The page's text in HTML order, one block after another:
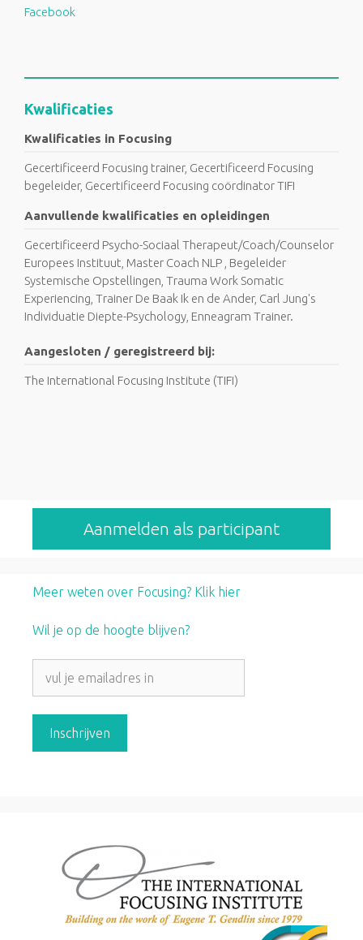
Facebook
Kwalificaties
Kwalificaties in Focusing
Gecertificeerd Focusing trainer, Gecertificeerd Focusing
begeleider, Gecertificeerd Focusing coördinator TIFI
Aanvullende kwalificaties en opleidingen
Gecertificeerd Psycho-Sociaal Therapeut/Coach/Counselor
Europees Instituut, Master Coach NLP , Begeleider
Systemische Opstellingen, Trauma Work Somatic
Experiencing, Trainer De Baak Ik en de Ander, Carl Jung's
Individuatie Diepte-Psychology, Enneagram Trainer.
Aangesloten / geregistreerd bij:
The International Focusing Institute (TIFI)
Aanmelden als participant
Meer weten over Focusing? Klik hier
Wil je op de hoogte blijven?